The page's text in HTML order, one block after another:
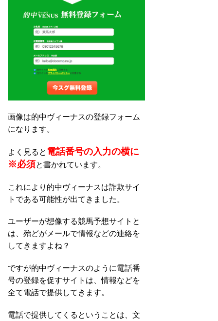
画像は的中ヴィーナスの登録フォーム
になります。
よく見ると 電話番号の入力の横に
※必須と書かれています。
これにより的中ヴィーナスは詐欺サイ
トである可能性が出てきました。
ユーザーが想像する競馬予想サイトと
は、殆どがメールで情報などの連絡を
してきますよね？
ですが的中ヴィーナスのように電話番
号の登録を促すサイトは、情報などを
全て電話で提供してきます。
電話で提供してくるということは、文